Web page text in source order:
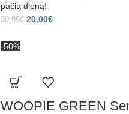
pačią dieną!
30,99€ 20,00€
-50%
WOOPIE GREEN